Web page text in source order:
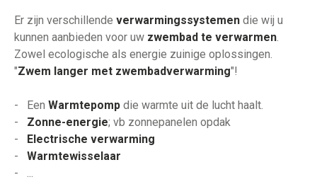
Er zijn verschillende verwarmingssystemen die wij u
kunnen aanbieden voor uw zwembad te verwarmen.
Zowel ecologische als energie zuinige oplossingen.
"Zwem langer met zwembadverwarming"!
- Een Warmtepomp die warmte uit de lucht haalt.
- Zonne-energie; vb zonnepanelen opdak
- Electrische verwarming
- Warmtewisselaar
- ...